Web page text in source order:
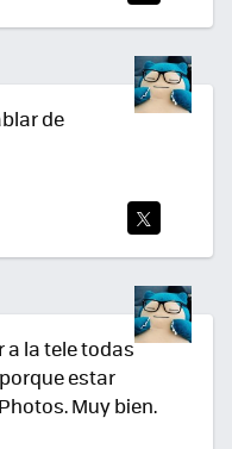
TEA
R
de
TEA
R
a la tele todas
estar
Muy bien.